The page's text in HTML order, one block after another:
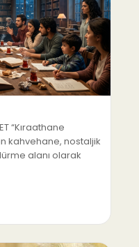
“Kıraathane
kahvehane, nostaljik
alanı olarak